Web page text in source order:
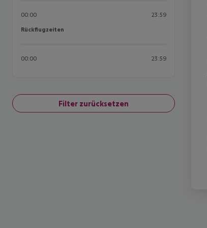
00:00 23:59
Rückflugzeiten
Rückflugzeiten
00:00 23:59
Filter zurücksetzen